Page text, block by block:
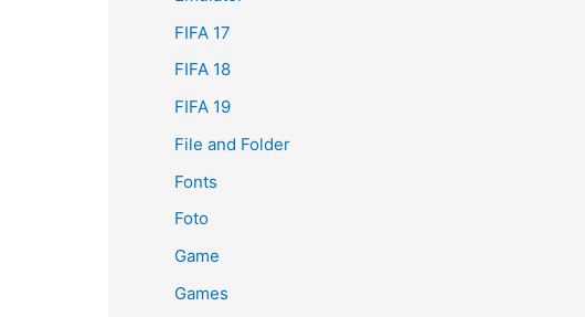
FIFA 17
FIFA 18
FIFA 19
File and Folder
Fonts
Foto
Game
Games